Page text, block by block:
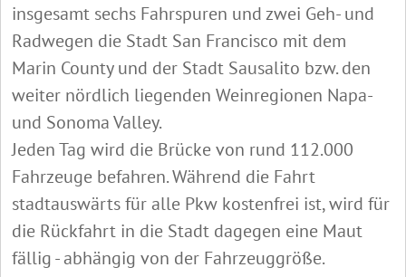
insgesamt sechs Fahrspuren und zwei Geh- und
Radwegen die Stadt San Francisco mit dem
Marin County und der Stadt Sausalito bzw. den
weiter nördlich liegenden Weinregionen Napa-
und Sonoma Valley.
Jeden Tag wird die Brücke von rund 112.000
Fahrzeuge befahren. Während die Fahrt
stadtauswärts für alle Pkw kostenfrei ist, wird für
die Rückfahrt in die Stadt dagegen eine Maut
fällig - abhängig von der Fahrzeuggröße.